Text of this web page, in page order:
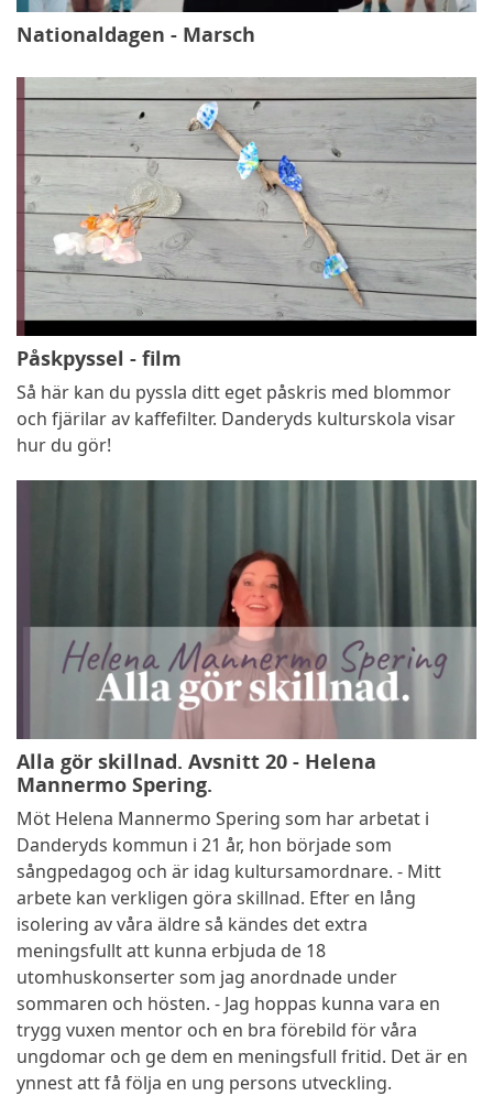
Nationaldagen - Marsch
Påskpyssel - film
Så här kan du pyssla ditt eget påskris med blommor
och fjärilar av kaffefilter. Danderyds kulturskola visar
hur du gör!
Alla gör skillnad. Avsnitt 20 - Helena
Mannermo Spering.
Möt Helena Mannermo Spering som har arbetat i
Danderyds kommun i 21 år, hon började som
sångpedagog och är idag kultursamordnare. - Mitt
arbete kan verkligen göra skillnad. Efter en lång
isolering av våra äldre så kändes det extra
meningsfullt att kunna erbjuda de 18
utomhuskonserter som jag anordnade under
sommaren och hösten. - Jag hoppas kunna vara en
trygg vuxen mentor och en bra förebild för våra
ungdomar och ge dem en meningsfull fritid. Det är en
ynnest att få följa en ung persons utveckling.